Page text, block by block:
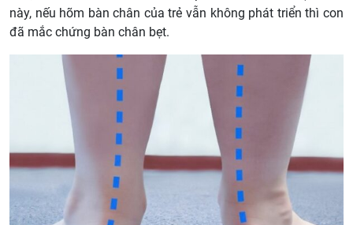
này, nếu hõm bàn chân của trẻ vẫn không phát triển thì con
đã mắc chứng bàn chân bẹt.